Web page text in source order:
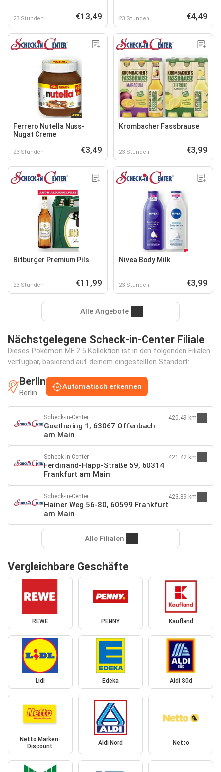
23 Stunden €13,49 23 Stunden €4,49
Ferrero Nutella Nuss-
Nugat Creme
23 Stunden €3,49
Krombacher Fassbrause
23 Stunden €3,99
Bitburger Premium Pils
23 Stunden €11,99
Nivea Body Milk
23 Stunden €3,99
Alle Angebote
Nächstgelegene Scheck-in-Center Filiale
Dieses Pokémon ME 2.5 Kollektion ist in den folgenden Filialen
verfügbar, basierend auf deinem eingestellten Standort:
Berlin
Berlin
Automatisch erkennen
Scheck-in-Center
Goethering 1, 63067 Offenbach
am Main
420.49 km
Scheck-in-Center
Ferdinand-Happ-Straße 59, 60314
Frankfurt am Main
421.42 km
Scheck-in-Center
Hainer Weg 56-80, 60599 Frankfurt
am Main
423.89 km
Alle Filialen
Vergleichbare Geschäfte
REWE PENNY Kaufland
Lidl Edeka Aldi Süd
Netto Marken-
Discount
Aldi Nord Netto